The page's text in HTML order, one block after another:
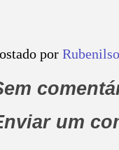
por
um